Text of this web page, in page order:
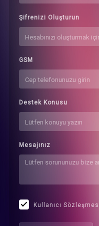
Şifrenizi Oluşturun
GSM
Destek Konusu
Mesajınız
Kullanıcı